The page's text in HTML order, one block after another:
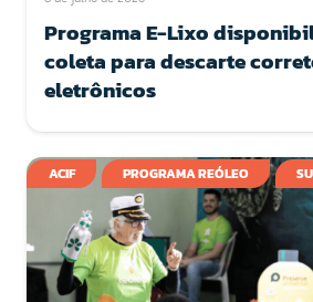
Programa E-Lixo
coleta para descarte
eletrônicos
ACIF PROGRAMA REÓLEO